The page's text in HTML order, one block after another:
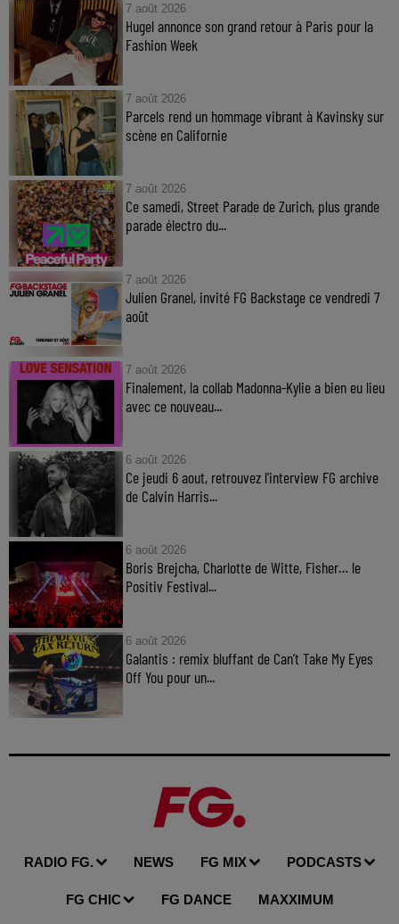
7 août 2026
Hugel annonce son grand retour à Paris pour la
Fashion Week
7 août 2026
Parcels rend un hommage vibrant à Kavinsky sur
scène en Californie
7 août 2026
Ce samedi, Street Parade de Zurich, plus grande
parade électro du...
7 août 2026
Julien Granel, invité FG Backstage ce vendredi 7
août
7 août 2026
Finalement, la collab Madonna-Kylie a bien eu lieu
avec ce nouveau...
6 août 2026
Ce jeudi 6 aout, retrouvez l'interview FG archive
de Calvin Harris...
6 août 2026
Boris Brejcha, Charlotte de Witte, Fisher… le
Positiv Festival...
6 août 2026
Galantis : remix bluffant de Can’t Take My Eyes
Off You pour un...
RADIO FG. NEWS FG MIX PODCASTS
FG CHIC FG DANCE MAXXIMUM